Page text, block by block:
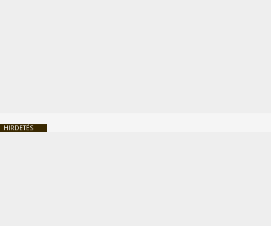
HIRDETÉS